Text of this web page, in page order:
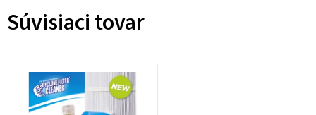
Súvisiaci tovar